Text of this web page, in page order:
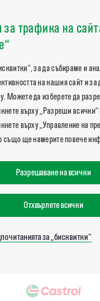
трафика на
за да събираме и
на нашия сайт и за
Можете да изберете да
върху „Разреши всички“
върху „Управление на
също ще намерите повече
Разрешаване на всички
Отхвърлете всички
за „бисквитки“